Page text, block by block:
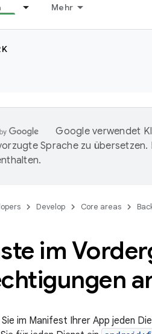
Mehr
Google verwendet
Sprache zu übersetzen.
Develop Core areas
im
im Manifest Ihrer App jeden